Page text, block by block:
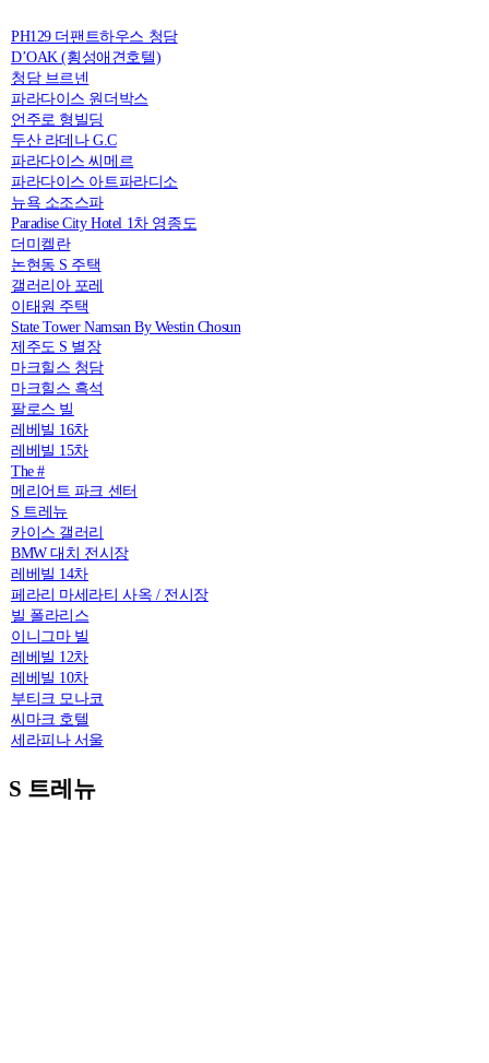
PH129 더팬트하우스 청담
D’OAK (횡성애견호텔)
청담 브르넨
파라다이스 원더박스
언주로 형빌딩
두산 라데나 G.C
파라다이스 씨메르
파라다이스 아트파라디소
뉴욕 소조스파
Paradise City Hotel 1차 영종도
더미켈란
논현동 S 주택
갤러리아 포레
이태원 주택
State Tower Namsan By Westin Chosun
제주도 S 별장
마크힐스 청담
마크힐스 흑석
팔로스 빌
레베빌 16차
레베빌 15차
The #
메리어트 파크 센터
S 트레뉴
카이스 갤러리
BMW 대치 전시장
레베빌 14차
페라리 마세라티 사옥 / 전시장
빌 폴라리스
이니그마 빌
레베빌 12차
레베빌 10차
부티크 모나코
씨마크 호텔
세라피나 서울
S 트레뉴